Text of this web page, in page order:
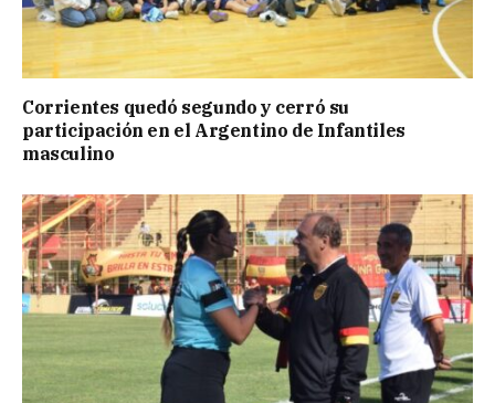
Corrientes quedó segundo y cerró su
participación en el Argentino de Infantiles
masculino